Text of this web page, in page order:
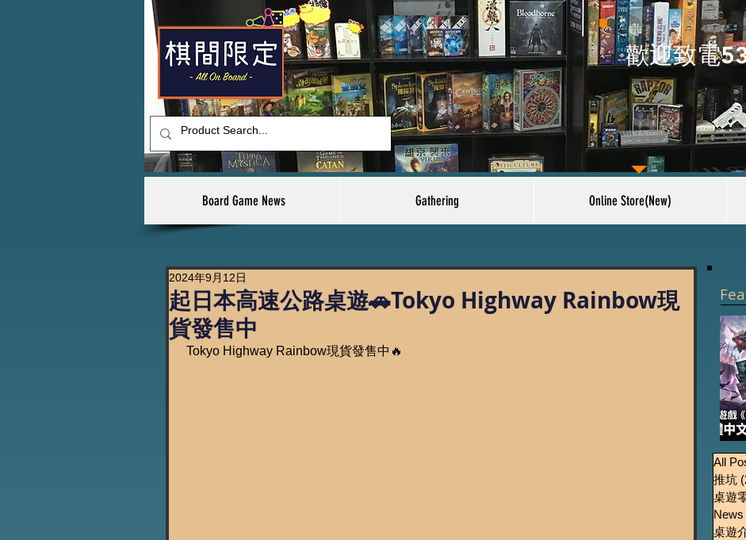
歡迎致電
Board Game News Gathering Online Store(New)
起日本高速公路桌遊🚗Tokyo Highway Rainbow現
貨發售中
2024年9月12日
Tokyo Highway Rainbow現貨發售中🔥
《
德
華
All
推坑
桌遊
News
桌遊